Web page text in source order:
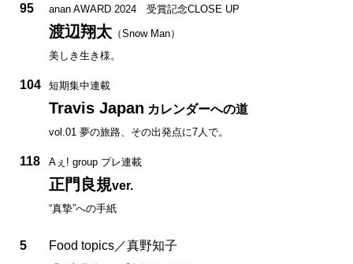
95 anan AWARD 2024 受賞記念CLOSE UP
渡辺翔太 （Snow Man）
美しき生き様。
104 短期集中連載
Travis Japan カレンダーへの道
vol.01 夢の旅路、その出発点に7人で。
118 Aぇ! group プレ連載
正門良規ver.
“真摯”への手紙
5 Food topics／真野知子